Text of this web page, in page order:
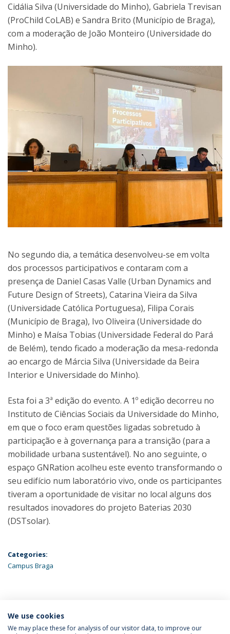
Cidália Silva (Universidade do Minho), Gabriela Trevisan
(ProChild CoLAB) e Sandra Brito (Município de Braga),
com a moderação de João Monteiro (Universidade do
Minho).
No segundo dia, a temática desenvolveu-se em volta
dos processos participativos e contaram com a
presença de Daniel Casas Valle (Urban Dynamics and
Future Design of Streets), Catarina Vieira da Silva
(Universidade Católica Portuguesa), Filipa Corais
(Município de Braga), Ivo Oliveira (Universidade do
Minho) e Maísa Tobias (Universidade Federal do Pará
de Belém), tendo ficado a moderação da mesa-redonda
ao encargo de Márcia Silva (Universidade da Beira
Interior e Universidade do Minho).
Esta foi a 3ª edição do evento. A 1º edição decorreu no
Instituto de Ciências Sociais da Universidade do Minho,
em que o foco eram questões ligadas sobretudo à
participação e à governança para a transição (para a
mobilidade urbana sustentável). No ano seguinte, o
espaço GNRation acolheu este evento transformando o
seu edifício num laboratório vivo, onde os participantes
tiveram a oportunidade de visitar no local alguns dos
resultados inovadores do projeto Baterias 2030
(DSTsolar).
Categories:
Campus Braga
ÚLTIMAS NOTÍCIAS
We use cookies
We may place these for analysis of our visitor data, to improve our